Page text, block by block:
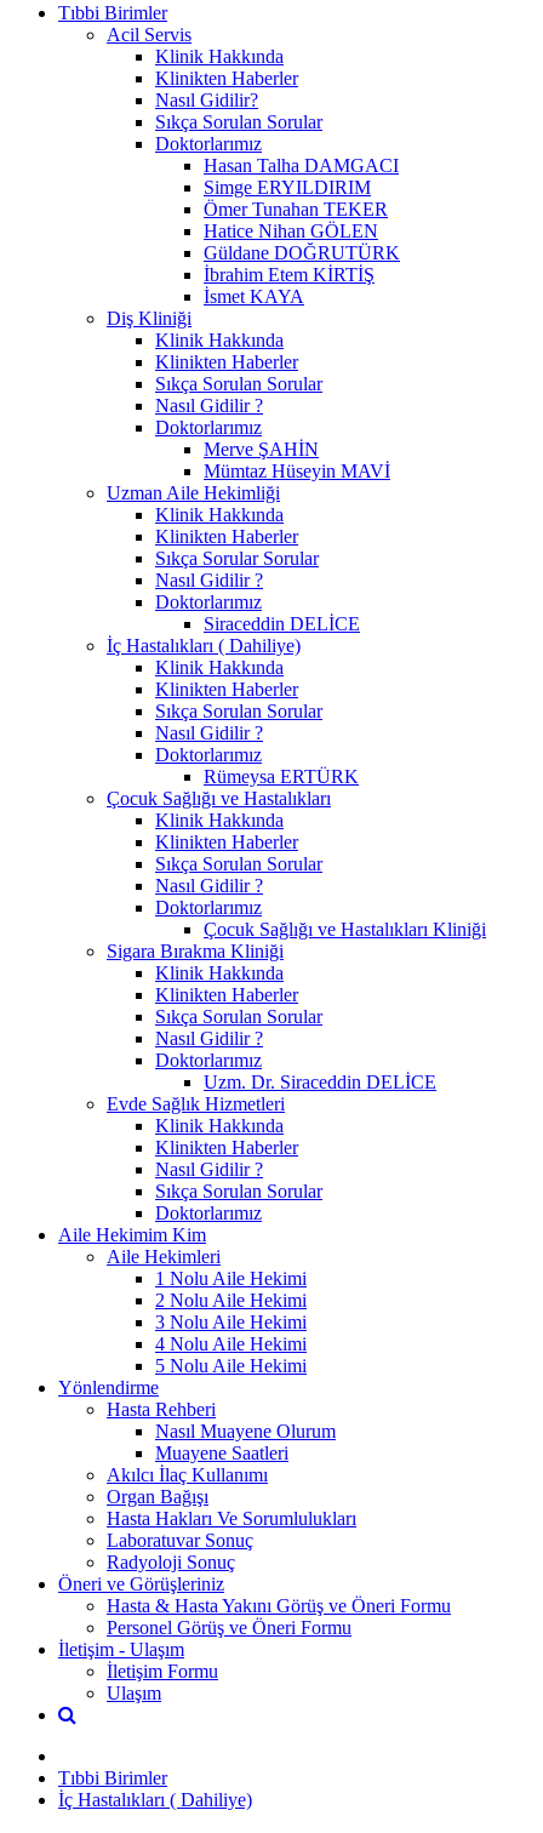
Tıbbi Birimler
Acil Servis
Klinik Hakkında
Klinikten Haberler
Nasıl Gidilir?
Sıkça Sorulan Sorular
Doktorlarımız
Hasan Talha DAMGACI
Simge ERYILDIRIM
Ömer Tunahan TEKER
Hatice Nihan GÖLEN
Güldane DOĞRUTÜRK
İbrahim Etem KİRTİŞ
İsmet KAYA
Diş Kliniği
Klinik Hakkında
Klinikten Haberler
Sıkça Sorulan Sorular
Nasıl Gidilir ?
Doktorlarımız
Merve ŞAHİN
Mümtaz Hüseyin MAVİ
Uzman Aile Hekimliği
Klinik Hakkında
Klinikten Haberler
Sıkça Sorular Sorular
Nasıl Gidilir ?
Doktorlarımız
Siraceddin DELİCE
İç Hastalıkları ( Dahiliye)
Klinik Hakkında
Klinikten Haberler
Sıkça Sorulan Sorular
Nasıl Gidilir ?
Doktorlarımız
Rümeysa ERTÜRK
Çocuk Sağlığı ve Hastalıkları
Klinik Hakkında
Klinikten Haberler
Sıkça Sorulan Sorular
Nasıl Gidilir ?
Doktorlarımız
Çocuk Sağlığı ve Hastalıkları Kliniği
Sigara Bırakma Kliniği
Klinik Hakkında
Klinikten Haberler
Sıkça Sorulan Sorular
Nasıl Gidilir ?
Doktorlarımız
Uzm. Dr. Siraceddin DELİCE
Evde Sağlık Hizmetleri
Klinik Hakkında
Klinikten Haberler
Nasıl Gidilir ?
Sıkça Sorulan Sorular
Doktorlarımız
Aile Hekimim Kim
Aile Hekimleri
1 Nolu Aile Hekimi
2 Nolu Aile Hekimi
3 Nolu Aile Hekimi
4 Nolu Aile Hekimi
5 Nolu Aile Hekimi
Yönlendirme
Hasta Rehberi
Nasıl Muayene Olurum
Muayene Saatleri
Akılcı İlaç Kullanımı
Organ Bağışı
Hasta Hakları Ve Sorumlulukları
Laboratuvar Sonuç
Radyoloji Sonuç
Öneri ve Görüşleriniz
Hasta & Hasta Yakını Görüş ve Öneri Formu
Personel Görüş ve Öneri Formu
İletişim - Ulaşım
İletişim Formu
Ulaşım
Tıbbi Birimler
İç Hastalıkları ( Dahiliye)